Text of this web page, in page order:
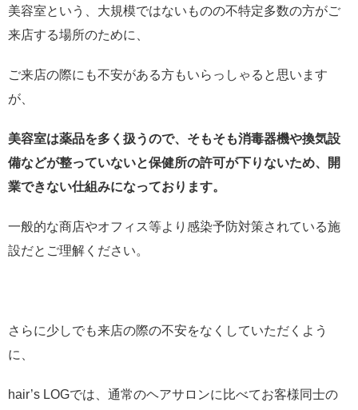
美容室という、大規模ではないものの不特定多数の方がご
来店する場所のために、
ご来店の際にも不安がある方もいらっしゃると思います
が、
美容室は薬品を多く扱うので、そもそも消毒器機や換気設
備などが整っていないと保健所の許可が下りないため、開
業できない仕組みになっております。
一般的な商店やオフィス等より感染予防対策されている施
設だとご理解ください。
さらに少しでも来店の際の不安をなくしていただくよう
に、
hair’s LOGでは、通常のヘアサロンに比べてお客様同士の